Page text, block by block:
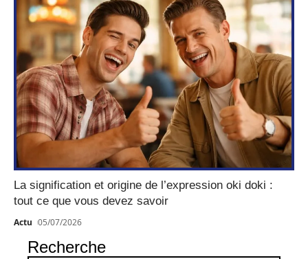
La signification et origine de l’expression oki doki :
tout ce que vous devez savoir
Actu 05/07/2026
Recherche